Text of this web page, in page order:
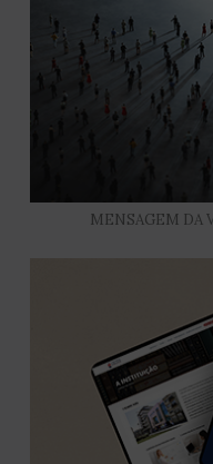
MENSAGEM DA